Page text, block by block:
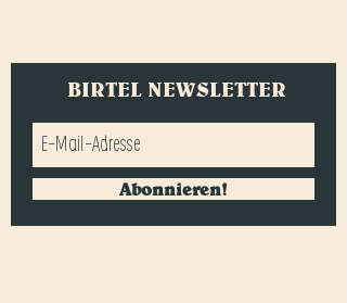
BIRTEL NEWSLETTER
Abonnieren!